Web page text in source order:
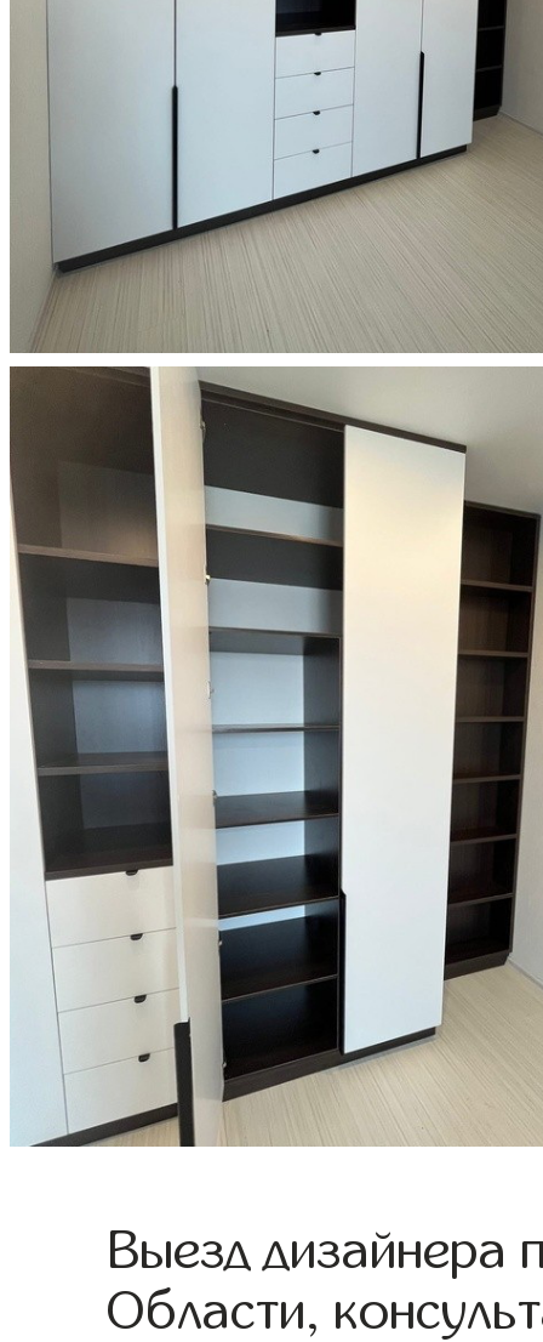
Выезд дизайнера
Области,